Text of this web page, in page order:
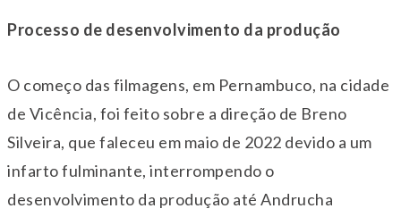
Processo de desenvolvimento da produção
O começo das filmagens, em Pernambuco, na cidade
de Vicência, foi feito sobre a direção de Breno
Silveira, que faleceu em maio de 2022 devido a um
infarto fulminante, interrompendo o
desenvolvimento da produção até Andrucha